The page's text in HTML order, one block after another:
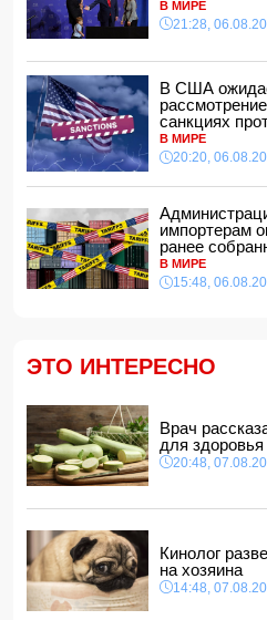
По делу Arzum 9999
экспертиза
ЕС ввел новые санкции
14:34, 07.08.2026
Ужасающие подробности
Тертерском районе
14:28, 07.08.2026
14:14, 07.08.2026
Сына Абеля Магеррамова
14:10, 07.08.2026
14:04, 07.08.2026
дипломатами
14:00, 07.08.2026
Прогноз погоды в
12:48, 07.08.2026
В Азербайджане ищут
12:40, 07.08.2026
В МИРЕ
21:28,
В США
санкциях
В МИРЕ
20:20,
импортерам
ранее
В МИРЕ
15:48,
ЭТО ИНТЕРЕСНО
Врач
для здоровья
20:48,
Кинолог
на хозяина
14:48,